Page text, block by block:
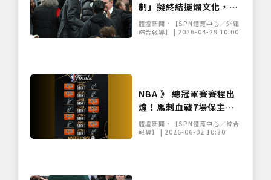
制」擬終結擺爛文化，墊
底球隊恐跌至第 12 順位
體壇新聞•【SPN體育中心／外電
綜合報導】 | 2026-04-29 10:00
NBA 》 總冠軍賽賽程出
爐！馬刺血戰7場保主場
優勢 尼克逸待勞相隔27
年再碰頭
體壇新聞•【SPN體育中心／綜合
報導】 | 2026-06-02 10:30